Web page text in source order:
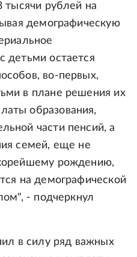
тысячи рублей на
демографическую
детьми остается
во-первых,
в плане решения их
образования,
части пенсий, а
семей, еще не
рождению,
на демографической
- подчеркнул
в силу ряд важных